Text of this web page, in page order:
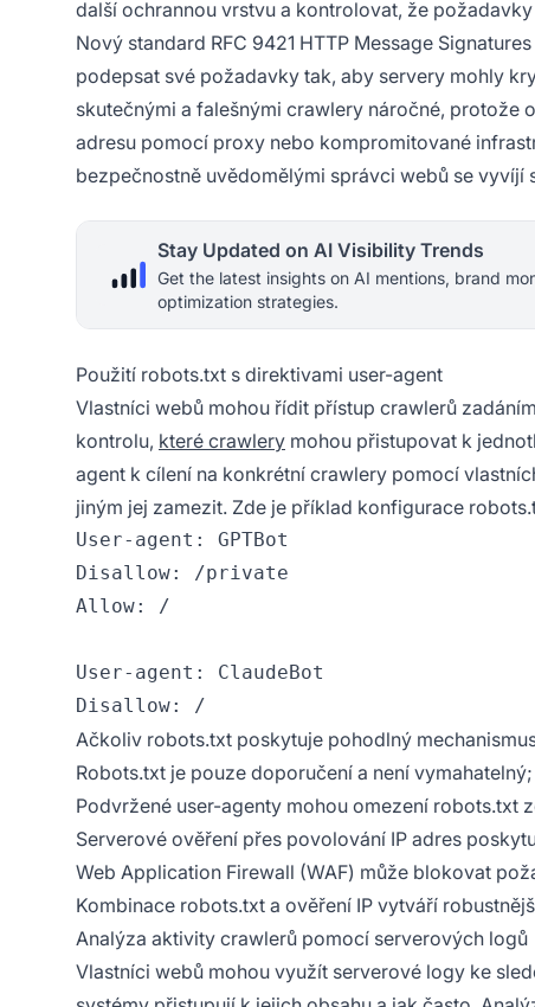
další ochrannou vrstvu a kontrolovat, že
Nový standard RFC 9421 HTTP Message
podepsat své požadavky tak, aby servery mohly
skutečnými a falešnými crawlery náročné, protože
adresu pomocí proxy nebo kompromitované
bezpečnostně uvědomělými správci webů se
Stay Updated on AI Visibility Trends
Get the latest insights on AI mentions, brand
optimization strategies.
Použití robots.txt s direktivami user-agent
Vlastníci webů mohou řídit přístup crawlerů
kontrolu, které crawlery mohou přistupovat k
agent k cílení na konkrétní crawlery pomocí
jiným jej zamezit. Zde je příklad konfigurace
User-agent: GPTBot
Disallow: /private
Allow: /
User-agent: ClaudeBot
Ačkoliv robots.txt poskytuje pohodlný
Robots.txt je pouze doporučení a není
Podvržené user-agenty mohou omezení robots.txt
Serverové ověření přes povolování IP adres
Web Application Firewall (WAF) může blokovat
Kombinace robots.txt a ověření IP vytváří
Analýza aktivity crawlerů pomocí serverových logů
Vlastníci webů mohou využít serverové logy ke